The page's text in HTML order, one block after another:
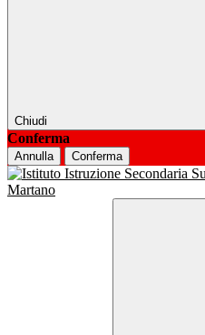
Chiudi
Conferma
Annulla Conferma